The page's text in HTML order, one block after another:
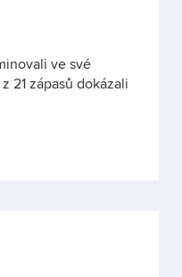
ve své
21 zápasů dokázali